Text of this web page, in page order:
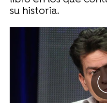
su historia.